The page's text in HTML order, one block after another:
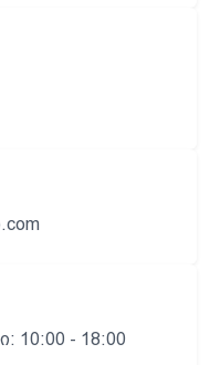
10:00 - 18:00